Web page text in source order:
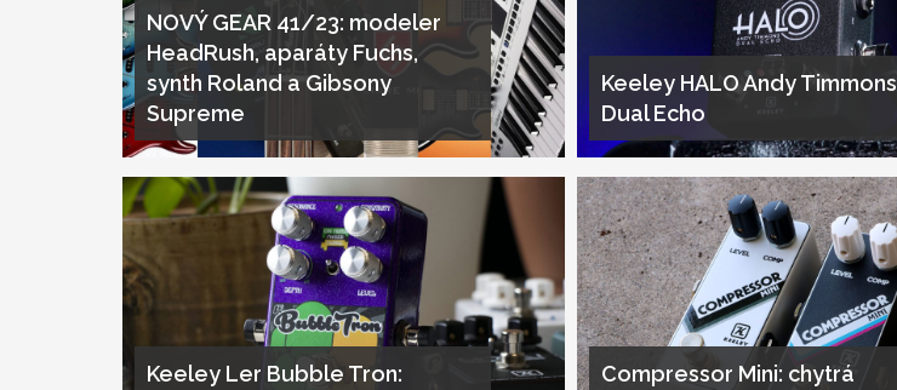
NOVÝ GEAR 41/23: modeler
HeadRush, aparáty Fuchs,
synth Roland a Gibsony
Supreme
Keeley HALO Andy Timmons
Dual Echo
Keeley Ler Bubble Tron:
Compressor Mini: chytrá